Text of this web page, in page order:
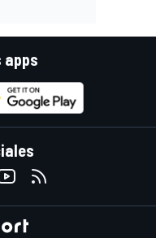
apps